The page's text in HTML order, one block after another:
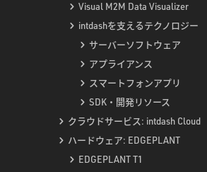
Visual M2M Data Visualizer
intdashを支えるテクノロジー
サーバーソフトウェア
アプライアンス
スマートフォンアプリ
SDK・開発リソース
クラウドサービス: intdash Cloud
ハードウェア: EDGEPLANT
EDGEPLANT T1